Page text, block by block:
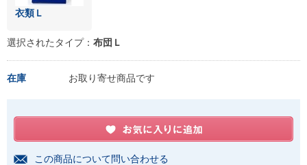
衣類Ｌ
選択されたタイプ： 布団Ｌ
在庫 お取り寄せ商品です
この商品について問い合わせる